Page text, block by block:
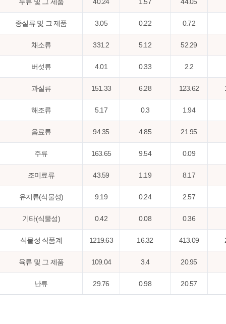
종실류 및 그 제품 3.05 0.22 0.72
채소류 331.2 5.12 52.29
버섯류 4.01 0.33 2.2
과실류 151.33 6.28 123.62
해조류 5.17 0.3 1.94
음료류 94.35 4.85 21.95
주류 163.65 9.54 0.09
조미료류 43.59 1.19 8.17
유지류(식물성) 9.19 0.24 2.57
기타(식물성) 0.42 0.08 0.36
식물성 식품계 1219.63 16.32 413.09
육류 및 그 제품 109.04 3.4 20.95
난류 29.76 0.98 20.57